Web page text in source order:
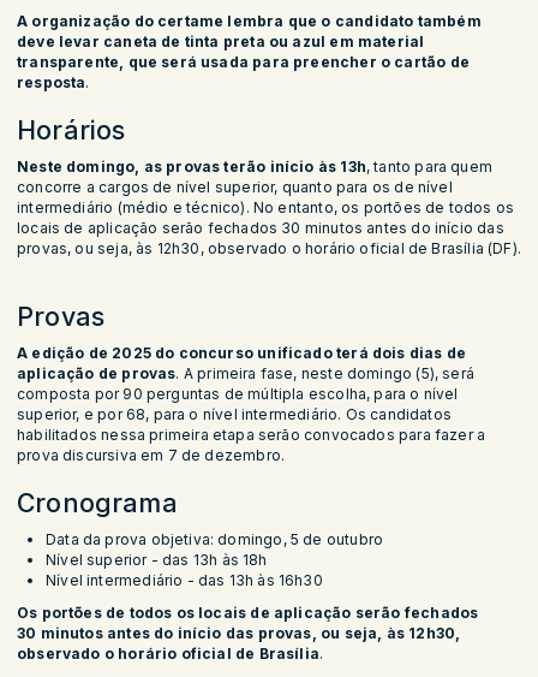
A organização do certame lembra que o candidato também
deve levar caneta de tinta preta ou azul em material
transparente, que será usada para preencher o cartão de
resposta.
Horários
Neste domingo, as provas terão início às 13h, tanto para quem
concorre a cargos de nível superior, quanto para os de nível
intermediário (médio e técnico). No entanto, os portões de todos os
locais de aplicação serão fechados 30 minutos antes do início das
provas, ou seja, às 12h30, observado o horário oficial de Brasília (DF).
Provas
A edição de 2025 do concurso unificado terá dois dias de
aplicação de provas. A primeira fase, neste domingo (5), será
composta por 90 perguntas de múltipla escolha, para o nível
superior, e por 68, para o nível intermediário. Os candidatos
habilitados nessa primeira etapa serão convocados para fazer a
prova discursiva em 7 de dezembro.
Cronograma
Data da prova objetiva: domingo, 5 de outubro
Nível superior - das 13h às 18h
Nível intermediário - das 13h às 16h30
Os portões de todos os locais de aplicação serão fechados
30 minutos antes do início das provas, ou seja, às 12h30,
observado o horário oficial de Brasília.